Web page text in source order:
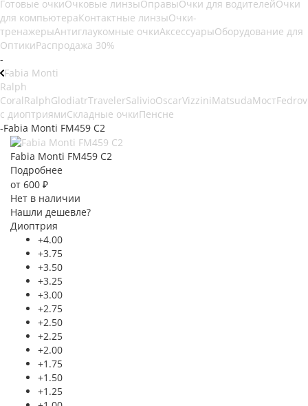
Готовые очкиОчковые линзыОправыОчки для водителейОчки
для компьютераКонтактные линзыОчки-
тренажерыАнтиглаукомные очкиАксессуарыОборудование для
ОптикиРаспродажа 30%
-
Fabia Monti
Ralph
CoralRalphGlodiatrTravelerSalivioOscarVizziniMatsudaМостFedrov
с диоптриямиСкладные очкиПенсне
-Fabia Monti FM459 C2
Fabia Monti FM459 C2
Подробнее
от 600 ₽
Нет в наличии
Нашли дешевле?
Диоптрия
+4.00
+3.75
+3.50
+3.25
+3.00
+2.75
+2.50
+2.25
+2.00
+1.75
+1.50
+1.25